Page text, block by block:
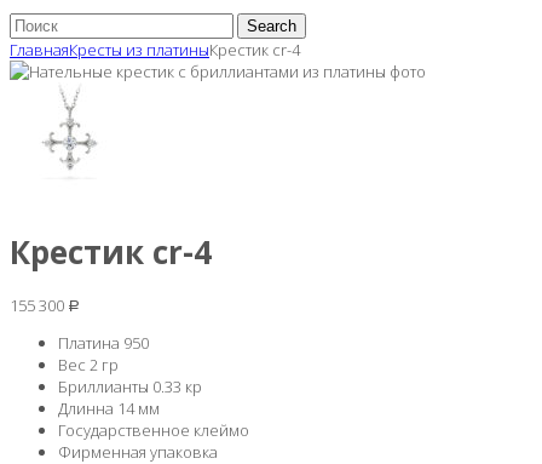
Search
ГлавнаяКресты из платиныКрестик cr-4
Крестик cr-4
155 300 Р
Платина 950
Вес 2 гр
Бриллианты 0.33 кр
Длинна 14 мм
Государственное клеймо
Фирменная упаковка